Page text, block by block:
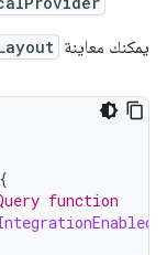
يمكنك معاينة
{
function